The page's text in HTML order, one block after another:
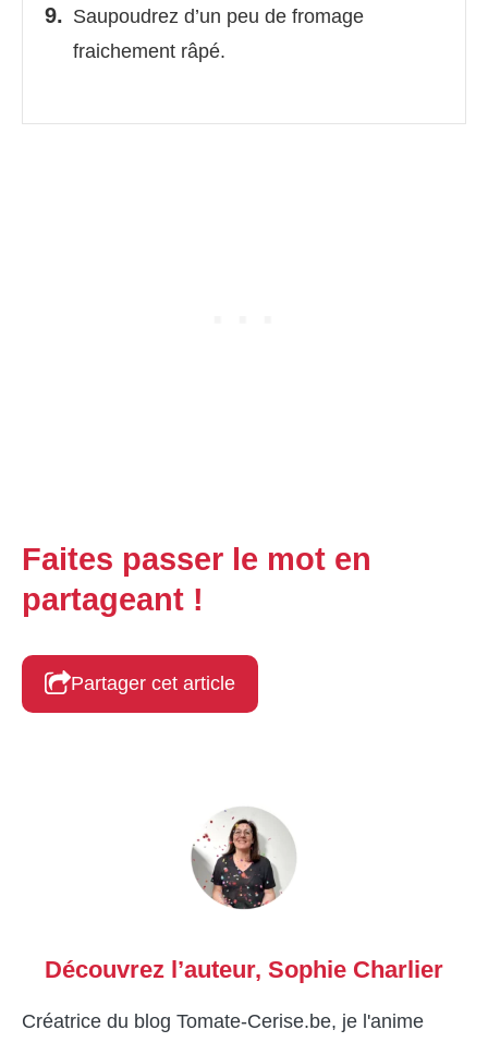
Saupoudrez d’un peu de fromage
fraichement râpé.
Faites passer le mot en
partageant !
Partager cet article
Découvrez l’auteur, Sophie Charlier
Créatrice du blog Tomate-Cerise.be, je l'anime